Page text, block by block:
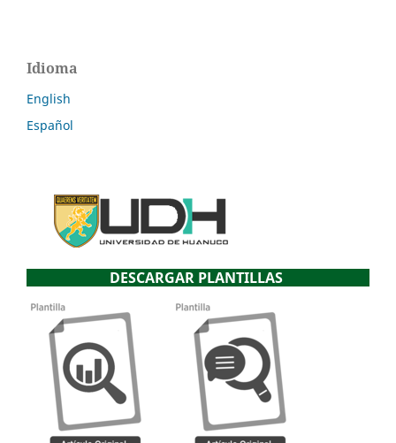
Idioma
English
Español
DESCARGAR PLANTILLAS